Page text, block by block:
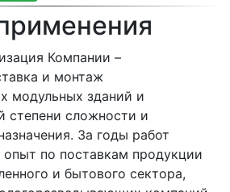
Компании –
и монтаж
модульных зданий и
степени сложности и
За годы работ
по поставкам продукции
и бытового сектора,